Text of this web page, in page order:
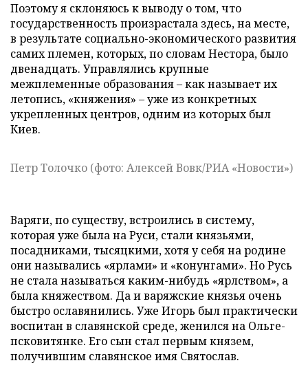
Поэтому я склоняюсь к выводу о том, что
государственность произрастала здесь, на месте,
в результате социально-экономического развития
самих племен, которых, по словам Нестора, было
двенадцать. Управлялись крупные
межплеменные образования – как называет их
летопись, «княжения» – уже из конкретных
укрепленных центров, одним из которых был
Киев.
Петр Толочко (фото: Алексей Вовк/РИА «Новости»)
Варяги, по существу, встроились в систему,
которая уже была на Руси, стали князьями,
посадниками, тысяцкими, хотя у себя на родине
они назывались «ярлами» и «конунгами». Но Русь
не стала называться каким-нибудь «ярлством», а
была княжеством. Да и варяжские князья очень
быстро ославянились. Уже Игорь был практически
воспитан в славянской среде, женился на Ольге-
псковитянке. Его сын стал первым князем,
получившим славянское имя Святослав.